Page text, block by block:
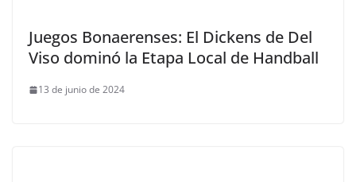
Juegos Bonaerenses: El Dickens de Del
Viso dominó la Etapa Local de Handball
13 de junio de 2024